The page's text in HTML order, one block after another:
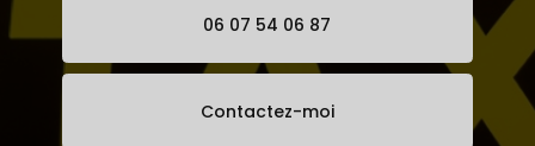
06 07 54 06 87
Contactez-moi